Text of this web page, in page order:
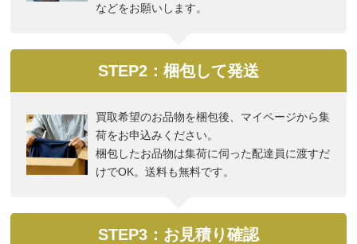
などをお願いします。
STEP2：梱包して発送
買取希望のお品物を梱包後、マイページから集
荷をお申込みください。
梱包したお品物は集荷に伺った配達員に渡すだ
けでOK。送料も無料です。
STEP3：お見積り確認